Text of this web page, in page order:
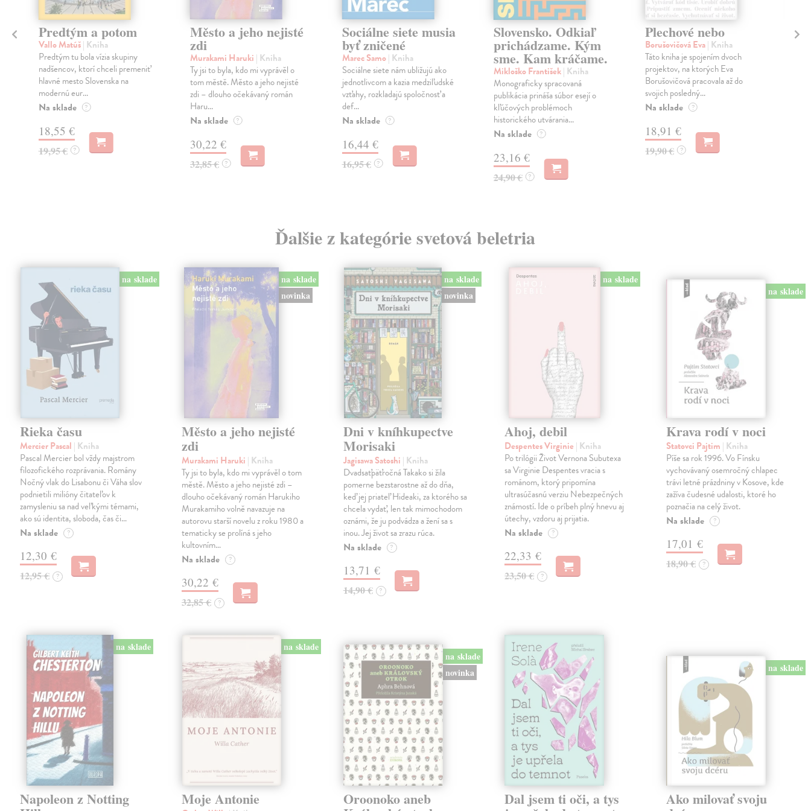
Predtým a potom
Vallo Matúš| Kniha
Predtým tu bola vízia skupiny
nadšencov, ktorí chceli premeniť
hlavné mesto Slovenska na
modernú eur...
Na sklade ?
18,55 €
19,95 € ?
Město a jeho nejisté
zdi
Murakami Haruki | Kniha
Ty jsi to byla, kdo mi vyprávěl o
tom městě. Město a jeho nejisté
zdi – dlouho očekávaný román
Haru...
Na sklade ?
30,22 €
32,85 € ?
Sociálne siete musia
byť zničené
Marec Samo| Kniha
Sociálne siete nám ubližujú ako
jednotlivcom a kazia medziľudské
vzťahy, rozkladajú spoločnosť a
def...
Na sklade ?
16,44 €
16,95 € ?
Slovensko. Odkiaľ
prichádzame. Kým
sme. Kam kráčame.
Mikloško František| Kniha
Monograficky spracovaná
publikácia prináša súbor esejí o
kľúčových problémoch
historického utvárania...
Na sklade ?
23,16 €
24,90 € ?
Plechové nebo
Borušovičová Eva| Kniha
Táto kniha je spojením dvoch
projektov, na ktorých Eva
Borušovičová pracovala až do
svojich posledný...
Na sklade ?
18,91 €
19,90 € ?
Ďalšie z kategórie svetová beletria
na sklade
Rieka času
Mercier Pascal | Kniha
Pascal Mercier bol vždy majstrom
filozofického rozprávania. Romány
Nočný vlak do Lisabonu či Váha slov
podnietili milióny čitateľov k
zamysleniu sa nad veľkými témami,
ako sú identita, sloboda, čas či…
Na sklade ?
12,30 €
12,95 € ?
na sklade
novinka
Město a jeho nejisté
zdi
Murakami Haruki | Kniha
Ty jsi to byla, kdo mi vyprávěl o tom
městě. Město a jeho nejisté zdi –
dlouho očekávaný román Harukiho
Murakamiho volně navazuje na
autorovu starší novelu z roku 1980 a
tematicky se prolíná s jeho
kultovním…
Na sklade ?
30,22 €
32,85 € ?
na sklade
novinka
Dni v kníhkupectve
Morisaki
Jagisawa Satoshi | Kniha
Dvadsaťpäťročná Takako si žila
pomerne bezstarostne až do dňa,
keď jej priateľ Hideaki, za ktorého sa
chcela vydať, len tak mimochodom
oznámi, že ju podvádza a žení sa s
inou. Jej život sa zrazu rúca.
Na sklade ?
13,71 €
14,90 € ?
na sklade
Ahoj, debil
Despentes Virginie | Kniha
Po trilógii Život Vernona Subutexa
sa Virginie Despentes vracia s
románom, ktorý pripomína
ultrasúčasnú verziu Nebezpečných
známostí. Ide o príbeh plný hnevu aj
útechy, vzdoru aj prijatia.
Na sklade ?
22,33 €
23,50 € ?
na sklade
Krava rodí v noci
Statovci Pajtim | Kniha
Píše sa rok 1996. Vo Fínsku
vychovávaný osemročný chlapec
trávi letné prázdniny v Kosove, kde
zažíva čudesné udalosti, ktoré ho
poznačia na celý život.
Na sklade ?
17,01 €
18,90 € ?
na sklade
Napoleon z Notting
na sklade
Moje Antonie
na sklade
novinka
Oroonoko aneb Dal jsem ti oči, a tys
na sklade
Ako milovať svoju